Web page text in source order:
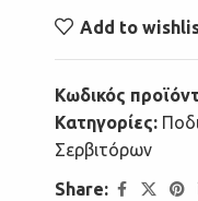
Add to
Κωδικός
Κατηγορίες:
Σερβιτόρων
Share: